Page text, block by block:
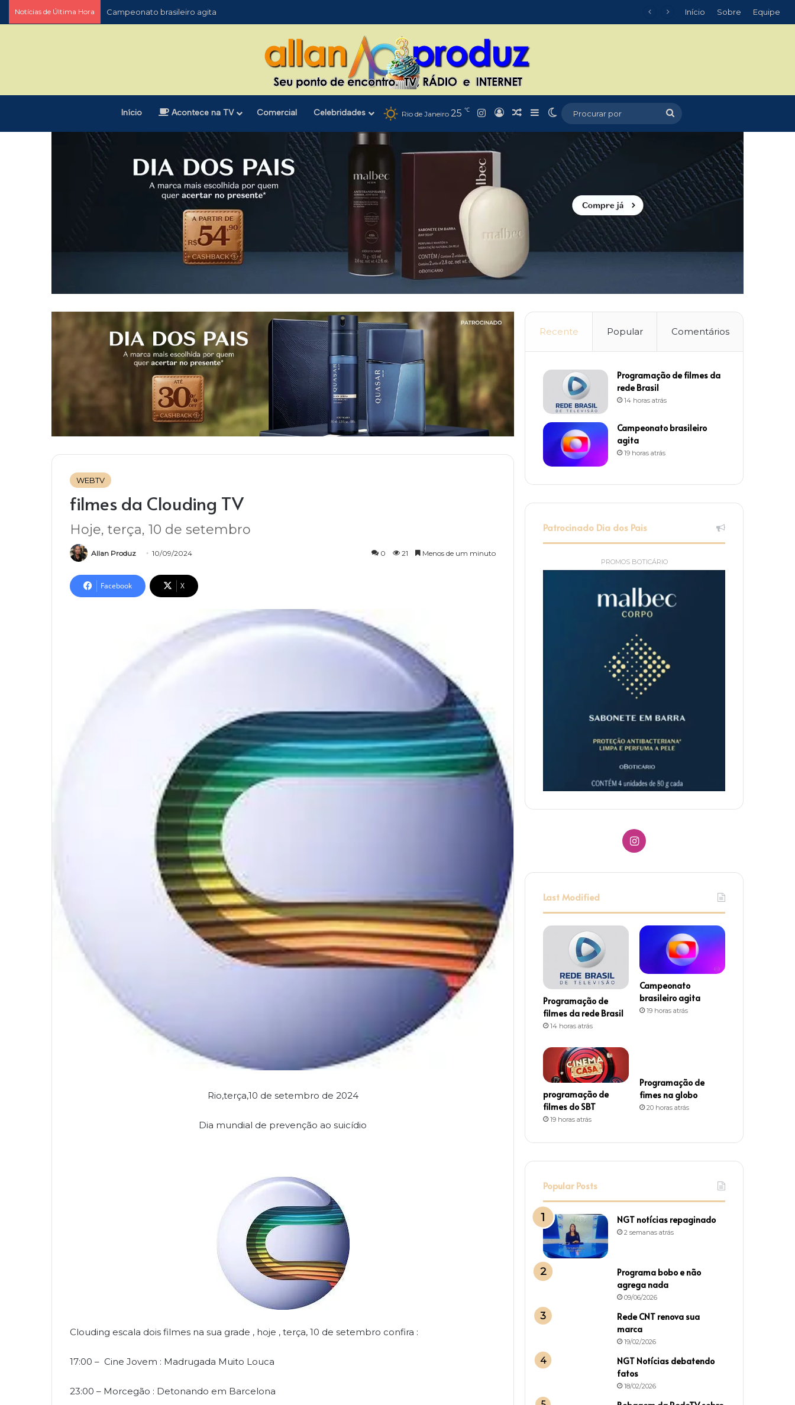
Notícias de Última Hora Campeonato brasileiro agita Início Sobre Equipe
Início Acontece na TV Comercial Celebridades Rio de Janeiro 25 ℃ Instagram
EntrarArtigo aleatório
Barra Lateral
Switch skin
por
WEBTV
filmes da Clouding TV
Hoje, terça, 10 de setembro
Allan Produz 10/09/2024 0 21 Menos de um minuto
Facebook X
Rio,terça,10 de setembro de 2024
Dia mundial de prevenção ao suicídio
Clouding escala dois filmes na sua grade , hoje , terça, 10 de setembro confira :
17:00 – Cine Jovem : Madrugada Muito Louca
23:00 – Morcegão : Detonando em Barcelona
Recente Popular Comentários
Programação de filmes da
rede Brasil
14 horas atrás
Campeonato brasileiro
agita
19 horas atrás
Patrocinado Dia dos Pais
PROMOS BOTICÁRIO
I
t
a
r
a
Last Modified
Programação de
filmes da rede Brasil
14 horas atrás
Campeonato
brasileiro agita
19 horas atrás
programação de
filmes do SBT
19 horas atrás
Programação de
fimes na globo
20 horas atrás
Popular Posts
NGT notícias repaginado
2 semanas atrás
Programa bobo e não
agrega nada
09/06/2026
Rede CNT renova sua
marca
19/02/2026
NGT Notícias debatendo
fatos
18/02/2026